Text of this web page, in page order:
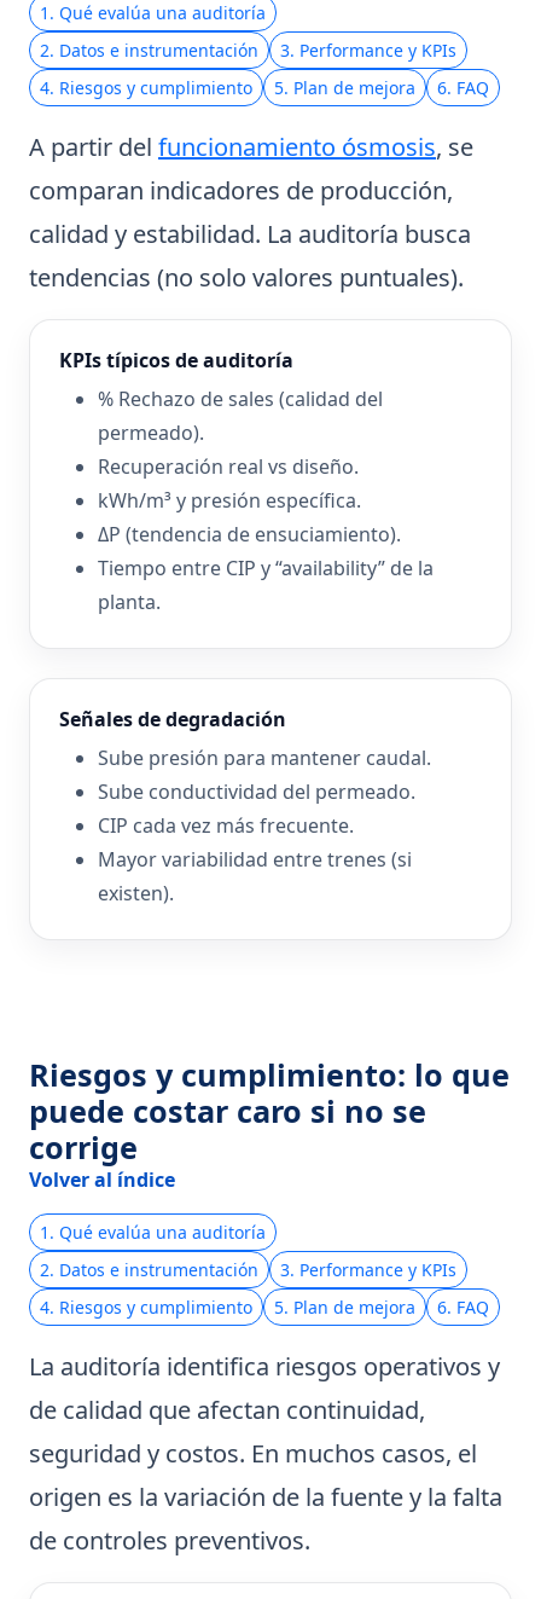
1. Qué evalúa una auditoría
2. Datos e instrumentación
3. Performance y KPIs
4. Riesgos y cumplimiento
5. Plan de mejora 6. FAQ
A partir del funcionamiento ósmosis, se
comparan indicadores de producción,
calidad y estabilidad. La auditoría busca
tendencias (no solo valores puntuales).
KPIs típicos de auditoría
% Rechazo de sales (calidad del
permeado).
Recuperación real vs diseño.
kWh/m³ y presión específica.
ΔP (tendencia de ensuciamiento).
Tiempo entre CIP y “availability” de la
planta.
Señales de degradación
Sube presión para mantener caudal.
Sube conductividad del permeado.
CIP cada vez más frecuente.
Mayor variabilidad entre trenes (si
existen).
Riesgos y cumplimiento: lo que
puede costar caro si no se
corrige
Volver al índice
1. Qué evalúa una auditoría
2. Datos e instrumentación
3. Performance y KPIs
4. Riesgos y cumplimiento
5. Plan de mejora 6. FAQ
La auditoría identifica riesgos operativos y
de calidad que afectan continuidad,
seguridad y costos. En muchos casos, el
origen es la variación de la fuente y la falta
de controles preventivos.